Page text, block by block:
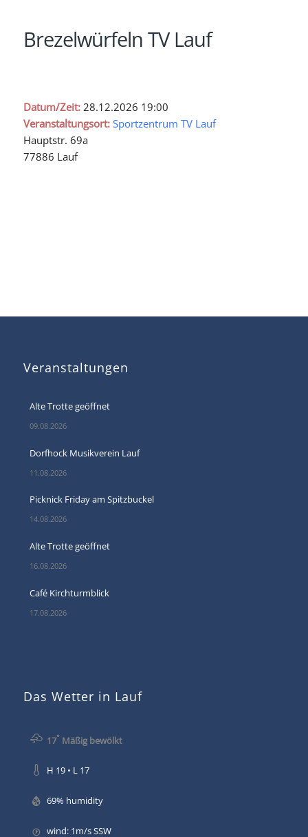
Brezelwürfeln TV Lauf
Datum/Zeit:28.12.2026 19:00
Veranstaltungsort: Sportzentrum TV Lauf
Hauptstr. 69a
77886 Lauf
Veranstaltungen
Alte Trotte geöffnet
09.08.2026
Dorfhock Musikverein Lauf
11.08.2026
Picknick Friday am Spitzbuckel
14.08.2026
Alte Trotte geöffnet
16.08.2026
Café Kirchturmblick
17.08.2026
Das Wetter in Lauf
17°Mäßig bewölkt
H 19 • L 17
69% humidity
wind: 1m/s SSW